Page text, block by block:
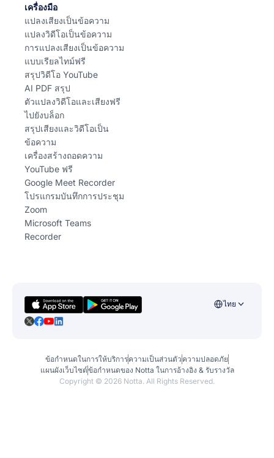
เครื่องมือ
แปลงเสียงเป็นข้อความ
แปลงวิดีโอเป็นข้อความ
การแปลงเสียงเป็นข้อความ
แบบเรียลไทม์ฟรี
สรุปวิดีโอ YouTube
AI PDF สรุป
ตัวแปลงวิดีโอและเสียงฟรี
ไปยังบล็อก
สรุปเสียงและวิดีโอเป็น
ข้อความ
เครื่องสร้างถอดความ
YouTube ฟรี
Google Meet Recorder
โปรแกรมบันทึกการประชุม
Zoom
Microsoft Teams
Recorder
ไทย
ข้อกำหนดในการให้บริการความเป็นส่วนตัว ความปลอดภัย
แผนผังเว็บไซต์ข้อกำหนดของ Notta ในการอ้างอิง & รับรางวัล
Copyright © 2026 Notta. All Rights Reserved.